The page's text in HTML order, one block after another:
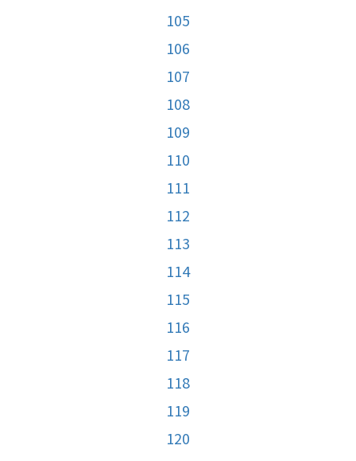
105
106
107
108
109
110
111
112
113
114
115
116
117
118
119
120